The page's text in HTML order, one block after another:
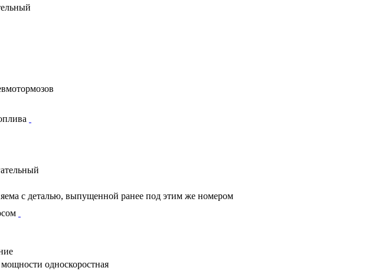
с деталью, выпущенной ранее под этим же номером
односкоростная